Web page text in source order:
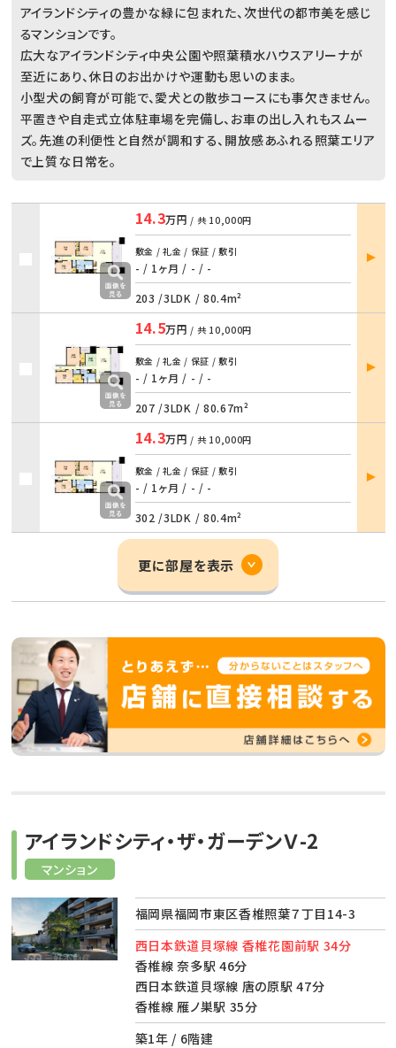
アイランドシティの豊かな緑に包まれた、次世代の都市美を感じ
るマンションです。
広大なアイランドシティ中央公園や照葉積水ハウスアリーナが
至近にあり、休日のお出かけや運動も思いのまま。
小型犬の飼育が可能で、愛犬との散歩コースにも事欠きません。
平置きや自走式立体駐車場を完備し、お車の出し入れもスムー
ズ。先進の利便性と自然が調和する、開放感あふれる照葉エリア
で上質な日常を。
14.3万円 / 共 10,000円
敷金 / 礼金 / 保証 / 敷引
- / 1ヶ月 / - / -
203 /3LDK / 80.4m²
部屋
詳細
14.5万円 / 共 10,000円
敷金 / 礼金 / 保証 / 敷引
- / 1ヶ月 / - / -
207 /3LDK / 80.67m²
部屋
詳細
14.3万円 / 共 10,000円
敷金 / 礼金 / 保証 / 敷引
- / 1ヶ月 / - / -
302 /3LDK / 80.4m²
部屋
詳細
更に部屋を表示
マンション
アイランドシティ・ザ・ガーデンＶ-2
福岡県福岡市東区香椎照葉７丁目14-3
西日本鉄道貝塚線 香椎花園前駅 34分
香椎線 奈多駅 46分
西日本鉄道貝塚線 唐の原駅 47分
香椎線 雁ノ巣駅 35分
築1年 / 6階建